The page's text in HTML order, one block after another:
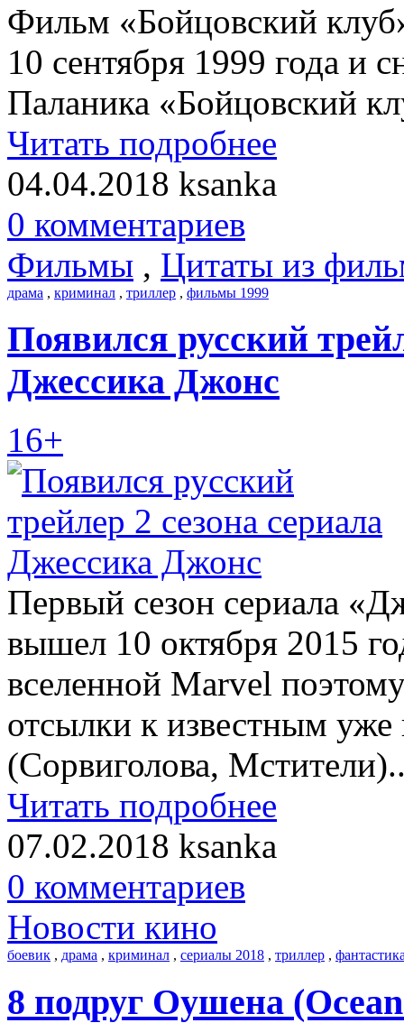
Фильм «Бойцовский
10 сентября 1999 года и
Паланика «Бойцовский
Читать подробнее
04.04.2018 ksanka
0 комментариев
Фильмы , Цитаты из
драма , криминал , триллер , фильмы 1999
Появился русский
Джессика Джонс
16+
Первый сезон сериала
вышел 10 октября 2015
вселенной Marvel
отсылки к известным уже
(Сорвиголова,
Читать подробнее
07.02.2018 ksanka
0 комментариев
Новости кино
боевик , драма , криминал , сериалы 2018 , триллер ,
8 подруг Оушена